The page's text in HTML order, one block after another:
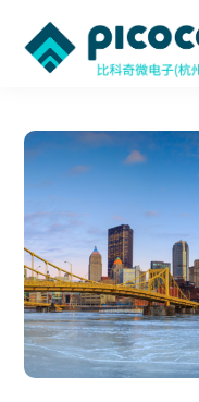
content
sidebar
Wireless